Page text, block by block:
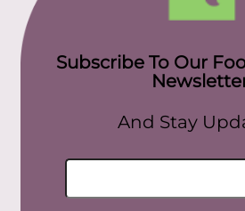
Subscribe To Our
And Stay